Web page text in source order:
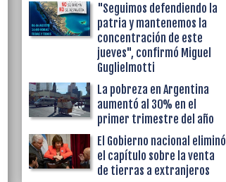
"Seguimos defendiendo la
patria y mantenemos la
concentración de este
jueves", confirmó Miguel
Guglielmotti
La pobreza en Argentina
aumentó al 30% en el
primer trimestre del año
El Gobierno nacional eliminó
el capítulo sobre la venta
de tierras a extranjeros